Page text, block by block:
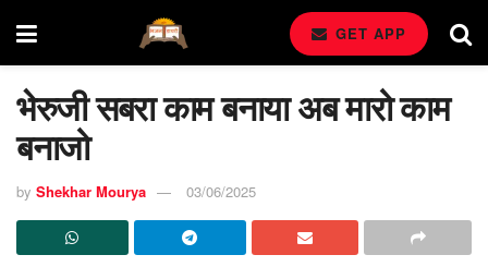
GET APP
भेरुजी सबरा काम बनाया अब मारो काम
बनाजो
by Shekhar Mourya 03/06/2025